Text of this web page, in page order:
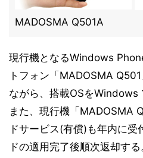
MADOSMA Q501A
現行機となるWindows
トフォン「MADOSMA
ながら、搭載OSをWindows
また、現行機「MADOSMA
ドサービス(有償)も年内に
ドの適用完了後順次返却す